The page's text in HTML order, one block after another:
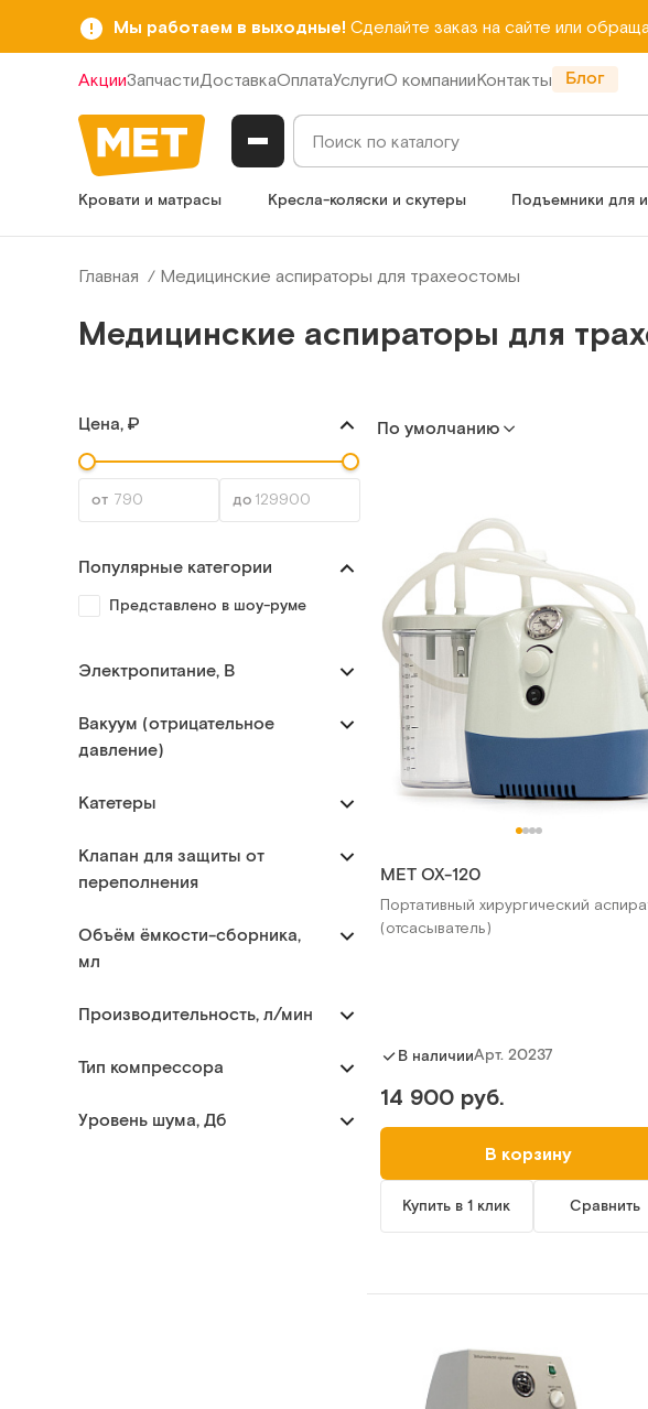
Мы работаем в выходные! Сделайте заказ на сайте или
АкцииЗапчастиДоставкаОплатаУслугиО компанииКонтакты Блог
Кровати и матрасы Кресла-коляски и скутеры Подъемники для
Главная Медицинские аспираторы для трахеостомы
Медицинские аспираторы для
Цена, ₽
Популярные категории
Представлено в шоу-руме
Электропитание, В
Вакуум (отрицательное
давление)
Катетеры
Клапан для защиты от
переполнения
Объём ёмкости-сборника,
мл
Производительность, л/мин
Тип компрессора
Уровень шума, Дб
По умолчанию
MET OX-120
Портативный хирургический
(отсасыватель)
В наличииАрт. 20237
14 900 руб.
В корзину
Купить в 1 клик Сравнить